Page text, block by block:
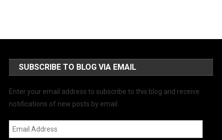
SUBSCRIBE TO BLOG VIA EMAIL
Enter your email address to subscribe to this blog and receive
notifications of new posts by email.
Email
Address